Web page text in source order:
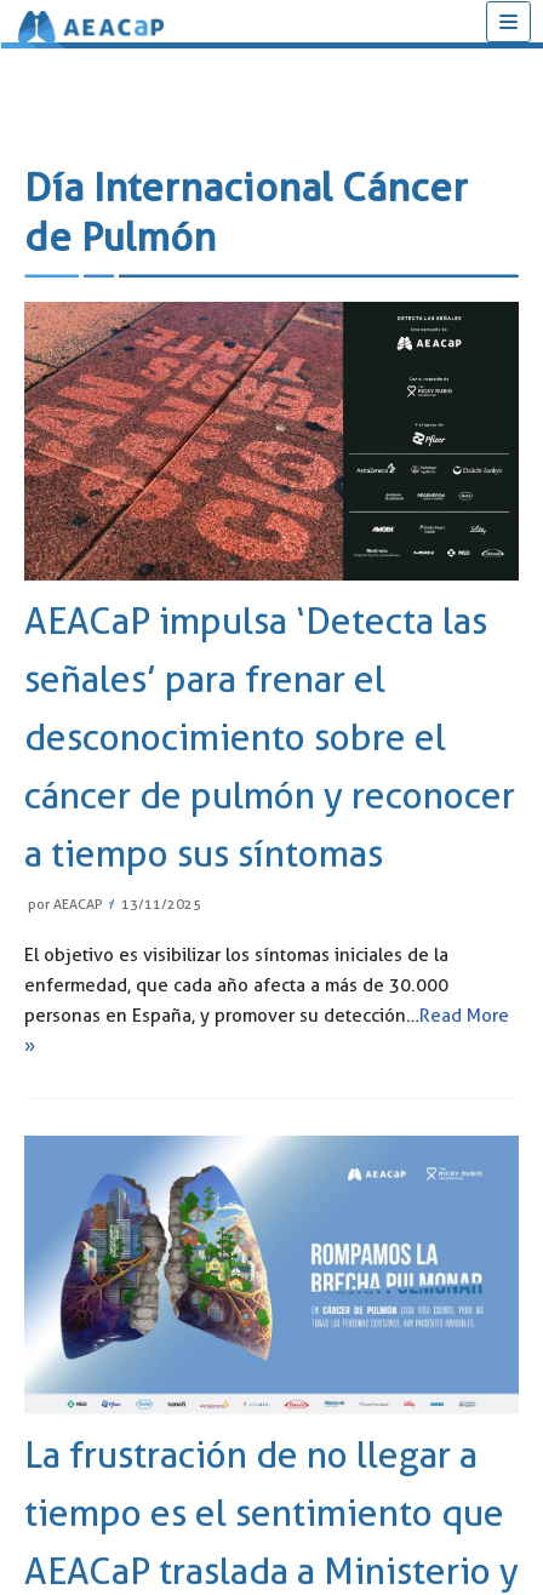
Día Internacional Cáncer
de Pulmón
AEACaP impulsa ‘Detecta las
señales’ para frenar el
desconocimiento sobre el
cáncer de pulmón y reconocer
a tiempo sus síntomas
por AEACAP 13/11/2025
El objetivo es visibilizar los síntomas iniciales de la
enfermedad, que cada año afecta a más de 30.000
personas en España, y promover su detección…Read More
»
La frustración de no llegar a
tiempo es el sentimiento que
AEACaP traslada a Ministerio y